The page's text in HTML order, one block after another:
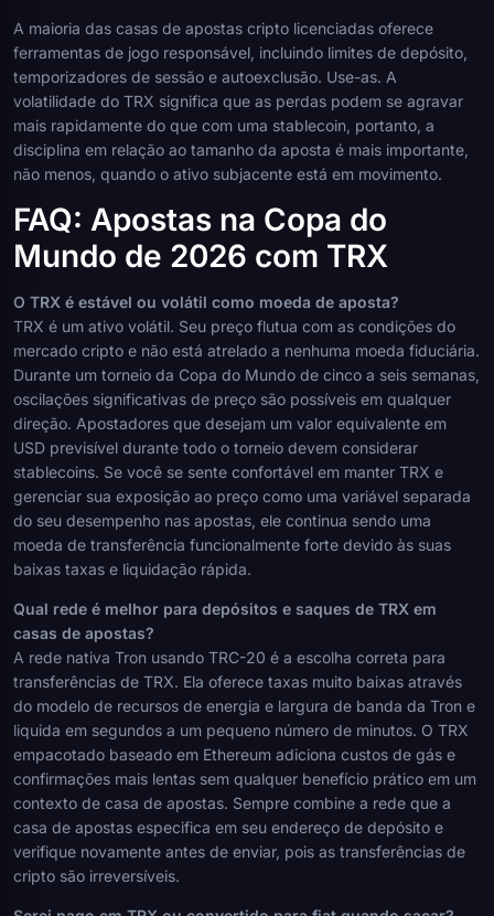
A maioria das casas de apostas cripto licenciadas oferece
ferramentas de jogo responsável, incluindo limites de depósito,
temporizadores de sessão e autoexclusão. Use-as. A
volatilidade do TRX significa que as perdas podem se agravar
mais rapidamente do que com uma stablecoin, portanto, a
disciplina em relação ao tamanho da aposta é mais importante,
não menos, quando o ativo subjacente está em movimento.
FAQ: Apostas na Copa do
Mundo de 2026 com TRX
O TRX é estável ou volátil como moeda de aposta?
TRX é um ativo volátil. Seu preço flutua com as condições do
mercado cripto e não está atrelado a nenhuma moeda fiduciária.
Durante um torneio da Copa do Mundo de cinco a seis semanas,
oscilações significativas de preço são possíveis em qualquer
direção. Apostadores que desejam um valor equivalente em
USD previsível durante todo o torneio devem considerar
stablecoins. Se você se sente confortável em manter TRX e
gerenciar sua exposição ao preço como uma variável separada
do seu desempenho nas apostas, ele continua sendo uma
moeda de transferência funcionalmente forte devido às suas
baixas taxas e liquidação rápida.
Qual rede é melhor para depósitos e saques de TRX em
casas de apostas?
A rede nativa Tron usando TRC-20 é a escolha correta para
transferências de TRX. Ela oferece taxas muito baixas através
do modelo de recursos de energia e largura de banda da Tron e
liquida em segundos a um pequeno número de minutos. O TRX
empacotado baseado em Ethereum adiciona custos de gás e
confirmações mais lentas sem qualquer benefício prático em um
contexto de casa de apostas. Sempre combine a rede que a
casa de apostas especifica em seu endereço de depósito e
verifique novamente antes de enviar, pois as transferências de
cripto são irreversíveis.